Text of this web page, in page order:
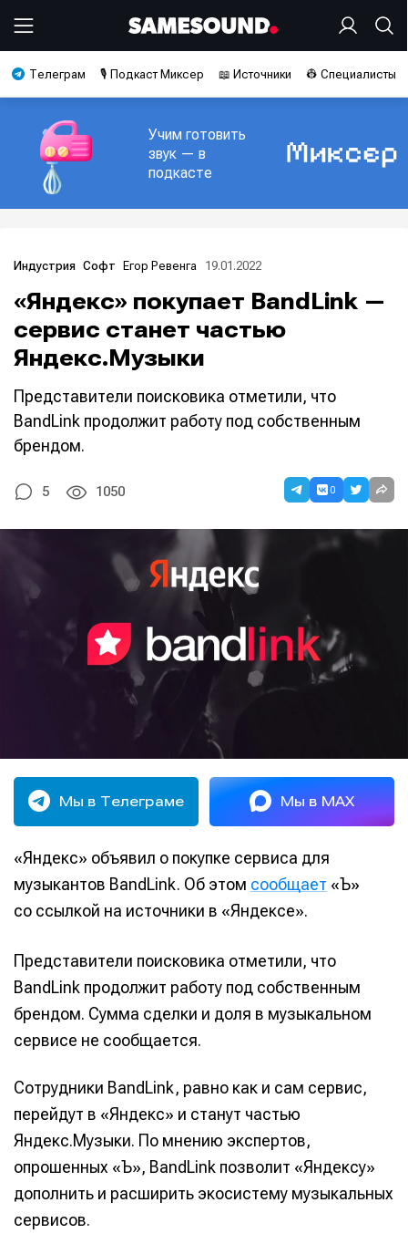
Телеграм 🎙️ Подкаст Миксер 📖 Источники 👷 Специалисты
Учим готовить
звук — в
подкасте
Индустрия Софт Егор Ревенга 19.01.2022
«Яндекс» покупает BandLink —
сервис станет частью
Яндекс.Музыки
Представители поисковика отметили, что
BandLink продолжит работу под собственным
брендом.
5 1050 0
Мы в Телеграме Мы в MAX
«Яндекс» объявил о покупке сервиса для
музыкантов BandLink. Об этом сообщает «Ъ»
со ссылкой на источники в «Яндексе».
Представители поисковика отметили, что
BandLink продолжит работу под собственным
брендом. Сумма сделки и доля в музыкальном
сервисе не сообщается.
Сотрудники BandLink, равно как и сам сервис,
перейдут в «Яндекс» и станут частью
Яндекс.Музыки. По мнению экспертов,
опрошенных «Ъ», BandLink позволит «Яндексу»
дополнить и расширить экосистему музыкальных
сервисов.